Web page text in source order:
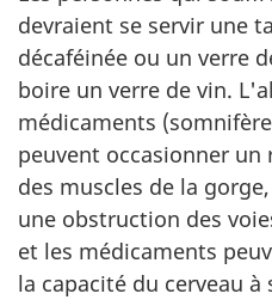
devraient se servir une
décaféinée ou un verre
boire un verre de vin.
médicaments
peuvent occasionner
des muscles de la
une obstruction des
et les médicaments
la capacité du cerveau